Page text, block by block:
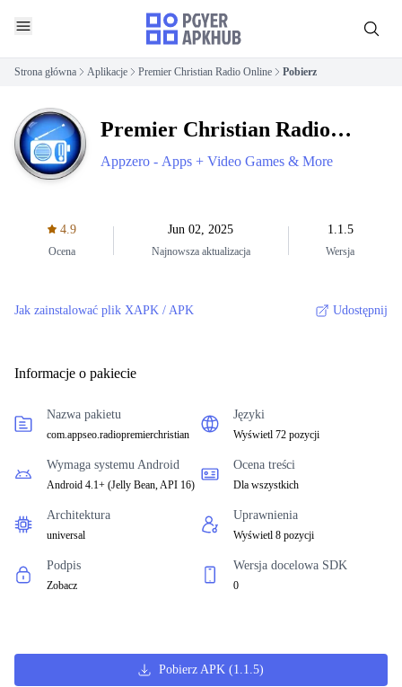
Strona główna Aplikacje Premier Christian Radio Online Pobierz
Premier Christian Radio
Online
Appzero - Apps + Video Games & More
4.9
Ocena
Jun 02, 2025
Najnowsza aktualizacja
1.1.5
Wersja
Jak zainstalować plik XAPK / APK Udostępnij
Informacje o pakiecie
Nazwa pakietu
com.appseo.radiopremierchristian
Języki
Wyświetl 72 pozycji
Wymaga systemu Android
Android 4.1+ (Jelly Bean, API 16)
Ocena treści
Dla wszystkich
Architektura
universal
Uprawnienia
Wyświetl 8 pozycji
Podpis
Zobacz
Wersja docelowa SDK
0
Pobierz APK (1.1.5)